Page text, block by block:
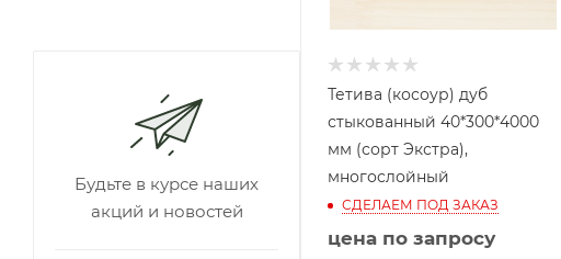
Тетива (косоур) дуб
стыкованный 40*300*4000
мм (сорт Экстра),
многослойный
СДЕЛАЕМ ПОД ЗАКАЗ
цена по запросу
Будьте в курсе наших
акций и новостей